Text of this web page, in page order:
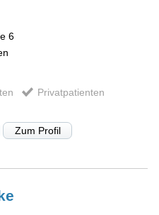
6
Privatpatienten
Zum Profil